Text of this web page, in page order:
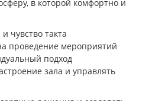
в которой комфортно и
чувство такта
проведение мероприятий
подход
зала и управлять